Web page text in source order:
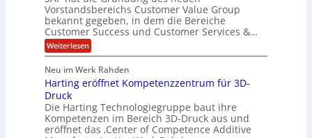
i
a
H
u
b
e
r
ä
l
V
P
S
a
l
e
s
n
g
i
m
S
t
e
l
l
r
i
e
r
s
O
n
e
G
r
o
p
ü
r
n
i
Vorstandsbereichs Customer Value Group
bekannt gegeben, in dem die Bereiche
Customer Success und Customer Services &…
Weiterlesen:
T
o
m
S
a
u
Neu im Werk Rahden
Harting eröffnet Kompetenzzentrum für 3D-
Druck
Die Harting Technologiegruppe baut ihre
Kompetenzen im Bereich 3D-Druck aus und
eröffnet das ‚Center of Competence Additive